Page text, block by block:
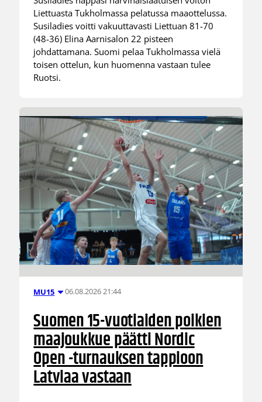
Liettuasta Tukholmassa pelatussa maaottelussa.
Susiladies voitti vakuuttavasti Liettuan 81-70
(48-36) Elina Aarnisalon 22 pisteen
johdattamana. Suomi pelaa Tukholmassa vielä
toisen ottelun, kun huomenna vastaan tulee
Ruotsi.
MU15 06.08.2026 21:44
Suomen 15-vuotiaiden poikien
maajoukkue päätti Nordic
Open -turnauksen tappioon
Latviaa vastaan